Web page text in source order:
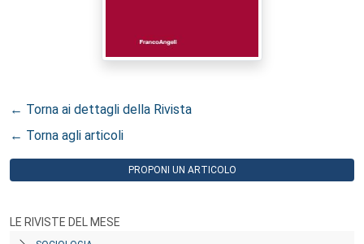
← Torna ai dettagli della Rivista
← Torna agli articoli
PROPONI UN ARTICOLO
LE RIVISTE DEL MESE